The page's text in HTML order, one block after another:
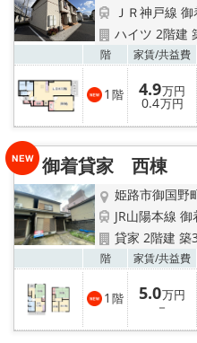
ＪＲ神戸線
ハイツ 2階建
階 家賃/共益費
1 階 4.9万円
0.4万円
御着貸家 西棟
姫路市御国野
JR山陽本線
貸家 2階建 築
階 家賃/共益費
1 階 5.0万円
－